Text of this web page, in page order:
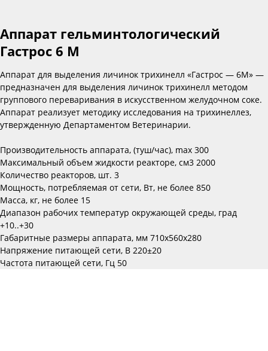
Аппарат гельминтологический
Гастрос 6 М
Аппарат для выделения личинок трихинелл «Гастрос — 6М» —
предназначен для выделения личинок трихинелл методом
группового переваривания в искусственном желудочном соке.
Аппарат реализует методику исследования на трихинеллез,
утвержденную Департаментом Ветеринарии.
Производительность аппарата, (туш/час), max 300
Максимальный объем жидкости реакторе, см3 2000
Количество реакторов, шт. 3
Мощность, потребляемая от сети, Вт, не более 850
Масса, кг, не более 15
Диапазон рабочих температур окружающей среды, град
+10..+30
Габаритные размеры аппарата, мм 710х560х280
Напряжение питающей сети, В 220±20
Частота питающей сети, Гц 50